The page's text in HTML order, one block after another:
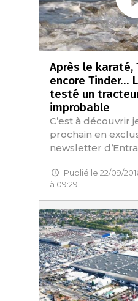
Après le karaté,
encore Tinder…
testé un
improbable
C’est à découvrir
prochain en
newsletter
Publié le 22/09/
à 09:29